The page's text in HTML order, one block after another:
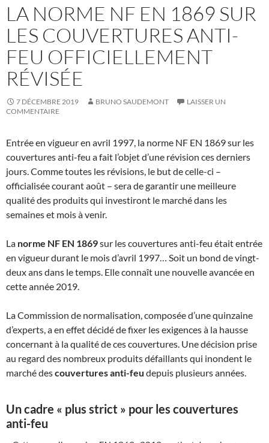
LA NORME NF EN 1869 SUR
LES COUVERTURES ANTI-
FEU OFFICIELLEMENT
RÉVISÉE
7 DÉCEMBRE 2019 BRUNO SAUDEMONT
LAISSER UN
COMMENTAIRE
Entrée en vigueur en avril 1997, la norme NF EN 1869 sur les
couvertures anti-feu a fait l’objet d’une révision ces derniers
jours. Comme toutes les révisions, le but de celle-ci –
officialisée courant août – sera de garantir une meilleure
qualité des produits qui investiront le marché dans les
semaines et mois à venir.
La norme NF EN 1869sur les couvertures anti-feu était entrée
en vigueur durant le mois d’avril 1997… Soit un bond de vingt-
deux ans dans le temps. Elle connaît une nouvelle avancée en
cette année 2019.
La Commission de normalisation, composée d’une quinzaine
d’experts, a en effet décidé de fixer les exigences à la hausse
concernant à la qualité de ces couvertures. Une décision prise
au regard des nombreux produits défaillants qui inondent le
marché descouvertures anti-feu depuis plusieurs années.
Un cadre « plus strict » pour les couvertures
anti-feu